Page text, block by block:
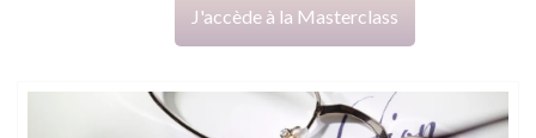
J'accède à la Masterclass